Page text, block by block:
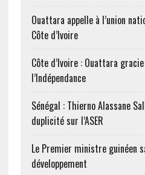
Ouattara appelle à l’union
Côte d’Ivoire
Côte d’Ivoire : Ouattara
l’Indépendance
Sénégal : Thierno Alassane
duplicité sur l’ASER
Le Premier ministre guinéen
développement